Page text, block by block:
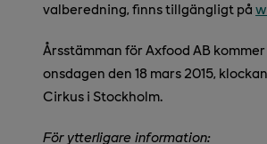
valberedning, finns tillgängligt på
Årsstämman för Axfood AB
onsdagen den 18 mars 2015,
Cirkus i Stockholm.
För ytterligare information: